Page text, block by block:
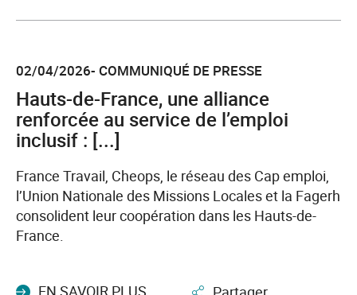
l'article
Truck
de
l’emploi
:
France
Travail
et
ses
02/04/2026- COMMUNIQUÉ DE PRESSE
Hauts-de-France, une alliance
renforcée au service de l’emploi
inclusif : [...]
France Travail, Cheops, le réseau des Cap emploi,
l’Union Nationale des Missions Locales et la Fagerh
consolident leur coopération dans les Hauts-de-
France.
EN SAVOIR PLUS